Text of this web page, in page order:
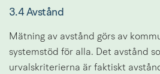
3.4 Avstånd
Mätning av avstånd görs av
systemstöd för alla. Det avstånd
urvalskriterierna är faktiskt